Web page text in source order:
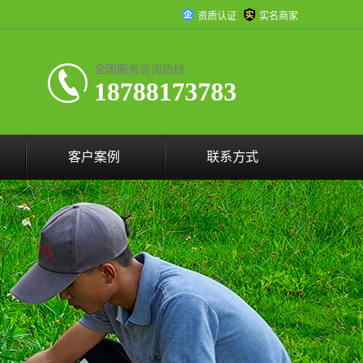
资质认证 实名商家
全国服务咨询热线:
18788173783
客户案例 联系方式